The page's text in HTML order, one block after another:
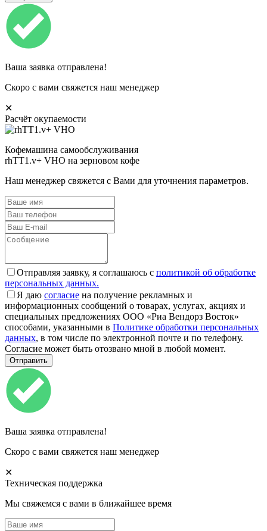
Ваша заявка отправлена!
Скоро с вами свяжется наш менеджер
✕
Расчёт окупаемости
Кофемашина самообслуживания
rhTT1.v+ VHO на зерновом кофе
Наш менеджер свяжется с Вами для уточнения параметров.
Отправляя заявку, я соглашаюсь с политикой об обработке
персональных данных.
Я даю согласие на получение рекламных и
информационных сообщений о товарах, услугах, акциях и
специальных предложениях ООО «Риа Вендорз Восток»
способами, указанными в Политике обработки персональных
данных, в том числе по электронной почте и по телефону.
Согласие может быть отозвано мной в любой момент.
Ваша заявка отправлена!
Скоро с вами свяжется наш менеджер
✕
Техническая поддержка
Мы свяжемся с вами в ближайшее время